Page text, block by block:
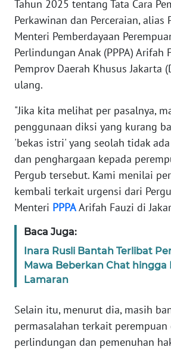
Tahun 2025 tentang Tata Cara
Perkawinan dan Perceraian, alias
Menteri Pemberdayaan
Perlindungan Anak (PPPA) Arifah
Pemprov Daerah Khusus Jakarta
ulang.
"Jika kita melihat per pasalnya,
penggunaan diksi yang kurang
'bekas istri' yang seolah tidak
dan penghargaan kepada
Pergub tersebut. Kami menilai
kembali terkait urgensi dari
Menteri PPPAArifah Fauzi di
Baca Juga:
Inara Rusli Bantah Terlibat
Mawa Beberkan Chat hingga
Lamaran
Selain itu, menurut dia, masih
permasalahan terkait
perlindungan dan pemenuhan
Informasi
INDEKS
BERITA
KONTAK
KAMI
IKLAN
TENTANG
KAMI
PEDOMAN
SIBER
REDAKSI
DISCLAIMER